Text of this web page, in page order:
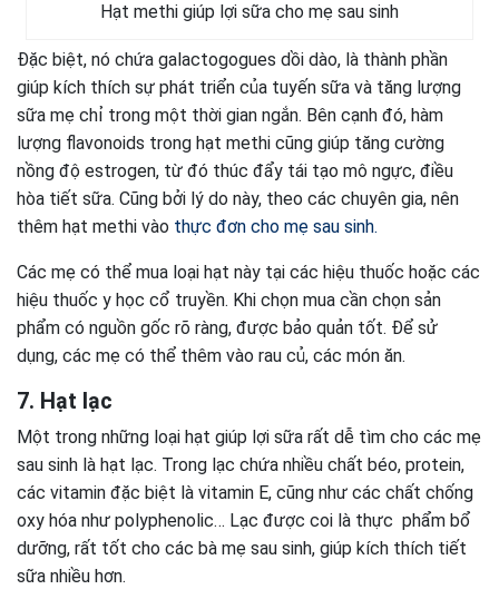
Hạt methi giúp lợi sữa cho mẹ sau sinh
Đặc biệt, nó chứa galactogogues dồi dào, là thành phần
giúp kích thích sự phát triển của tuyến sữa và tăng lượng
sữa mẹ chỉ trong một thời gian ngắn. Bên cạnh đó, hàm
lượng flavonoids trong hạt methi cũng giúp tăng cường
nồng độ estrogen, từ đó thúc đẩy tái tạo mô ngực, điều
hòa tiết sữa. Cũng bởi lý do này, theo các chuyên gia, nên
thêm hạt methi vào thực đơn cho mẹ sau sinh.
Các mẹ có thể mua loại hạt này tại các hiệu thuốc hoặc các
hiệu thuốc y học cổ truyền. Khi chọn mua cần chọn sản
phẩm có nguồn gốc rõ ràng, được bảo quản tốt. Để sử
dụng, các mẹ có thể thêm vào rau củ, các món ăn.
7. Hạt lạc
Một trong những loại hạt giúp lợi sữa rất dễ tìm cho các mẹ
sau sinh là hạt lạc. Trong lạc chứa nhiều chất béo, protein,
các vitamin đặc biệt là vitamin E, cũng như các chất chống
oxy hóa như polyphenolic… Lạc được coi là thực phẩm bổ
dưỡng, rất tốt cho các bà mẹ sau sinh, giúp kích thích tiết
sữa nhiều hơn.